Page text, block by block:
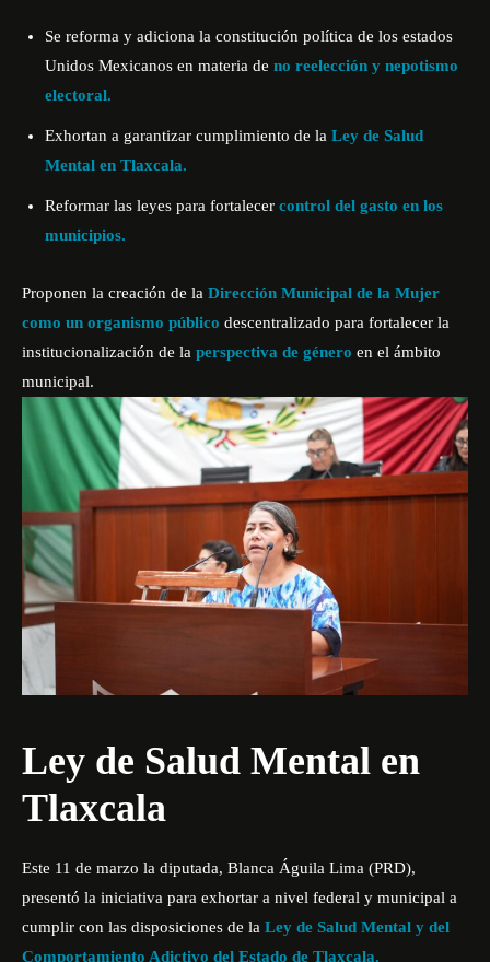
Se reforma y adiciona la constitución política de los estados
Unidos Mexicanos en materia de no reelección y nepotismo
electoral.
Exhortan a garantizar cumplimiento de la Ley de Salud
Mental en Tlaxcala.
Reformar las leyes para fortalecer control del gasto en los
municipios.
Proponen la creación de la Dirección Municipal de la Mujer
como un organismo público descentralizado para fortalecer la
institucionalización de la perspectiva de género en el ámbito
municipal.
Ley de Salud Mental en
Tlaxcala
Este 11 de marzo la diputada, Blanca Águila Lima (PRD),
presentó la iniciativa para exhortar a nivel federal y municipal a
cumplir con las disposiciones de la Ley de Salud Mental y del
Comportamiento Adictivo del Estado de Tlaxcala.